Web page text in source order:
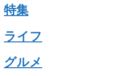
特集
ライフ
グルメ